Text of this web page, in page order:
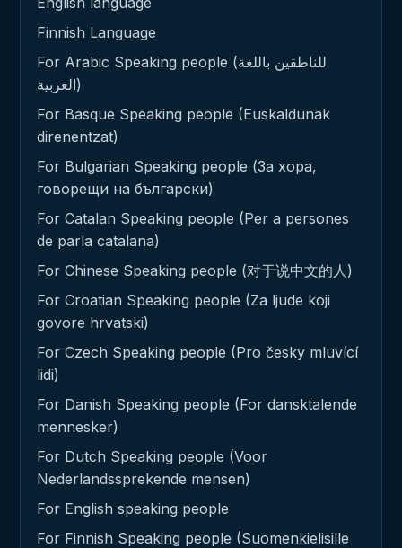
Finnish Language
For Arabic Speaking people (للناطقين باللغة
العربية)
For Basque Speaking people (Euskaldunak
direnentzat)
For Bulgarian Speaking people (За хора,
говорещи на български)
For Catalan Speaking people (Per a persones
de parla catalana)
For Chinese Speaking people (对于说中文的人)
For Croatian Speaking people (Za ljude koji
govore hrvatski)
For Czech Speaking people (Pro česky mluvící
lidi)
For Danish Speaking people (For dansktalende
mennesker)
For Dutch Speaking people (Voor
Nederlandssprekende mensen)
For English speaking people
For Finnish Speaking people (Suomenkielisille